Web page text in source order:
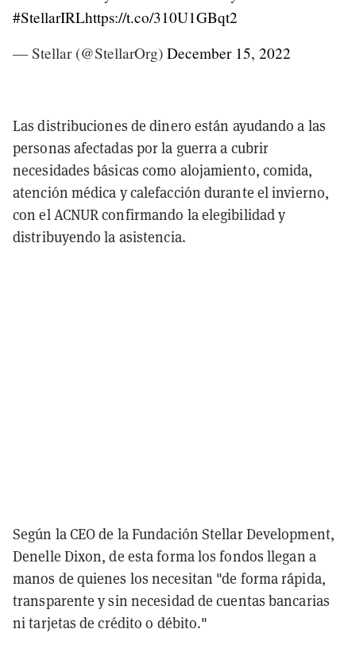
#StellarIRLhttps://t.co/310U1GBqt2
— Stellar (@StellarOrg) December 15, 2022
Las distribuciones de dinero están ayudando a las
personas afectadas por la guerra a cubrir
necesidades básicas como alojamiento, comida,
atención médica y calefacción durante el invierno,
con el ACNUR confirmando la elegibilidad y
distribuyendo la asistencia.
Según la CEO de la Fundación Stellar Development,
Denelle Dixon, de esta forma los fondos llegan a
manos de quienes los necesitan "de forma rápida,
transparente y sin necesidad de cuentas bancarias
ni tarjetas de crédito o débito."